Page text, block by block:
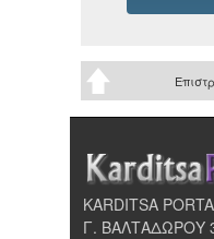
KARDITSA
Γ. ΒΑΛΤΑΔΩΡΟΥ